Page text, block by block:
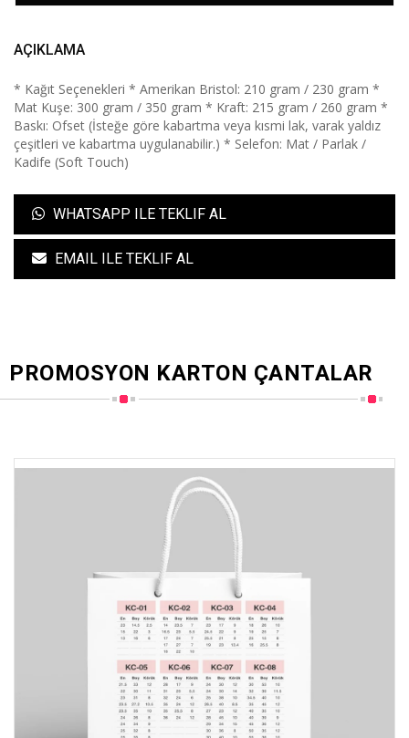
AÇIKLAMA
* Kağıt Seçenekleri * Amerikan Bristol: 210 gram / 230 gram *
Mat Kuşe: 300 gram / 350 gram * Kraft: 215 gram / 260 gram *
Baskı: Ofset (İsteğe göre kabartma veya kısmi lak, varak yaldız
çeşitleri ve kabartma uygulanabilir.) * Selefon: Mat / Parlak /
Kadife (Soft Touch)
WHATSAPP ILE TEKLIF AL
EMAIL ILE TEKLIF AL
PROMOSYON KARTON ÇANTALAR